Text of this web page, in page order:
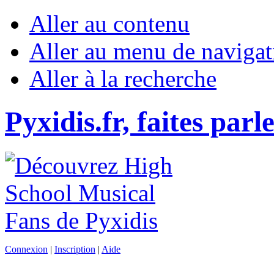
Aller au contenu
Aller au menu de
Aller à la recherche
Pyxidis.fr, faites
Connexion | Inscription | Aide